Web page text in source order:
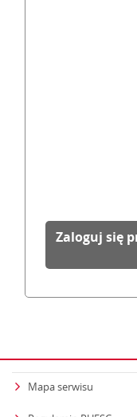
Zaloguj się
Mapa serwisu